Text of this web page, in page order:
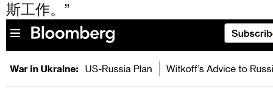
斯工作。”